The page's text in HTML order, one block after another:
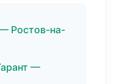
Ростов-на-
—